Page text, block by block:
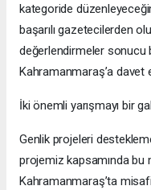
kategoride
başarılı gazetecilerden
değerlendirmeler sonucu
Kahramanmaraş’a davet
İki önemli yarışmayı bir
Genlik projeleri
projemiz kapsamında bu
Kahramanmaraş’ta